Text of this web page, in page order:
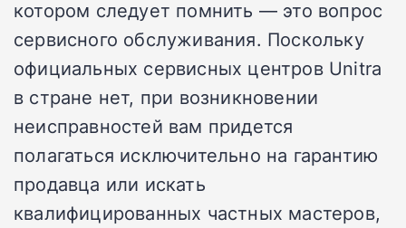
котором следует помнить — это вопрос
сервисного обслуживания. Поскольку
официальных сервисных центров Unitra
в стране нет, при возникновении
неисправностей вам придется
полагаться исключительно на гарантию
продавца или искать
квалифицированных частных мастеров,